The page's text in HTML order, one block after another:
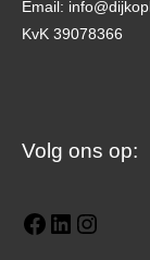
Email:
KvK 39078366
Volg ons op:
Facebook
LinkedIn